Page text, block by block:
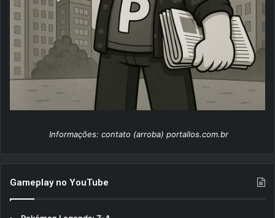
Informações: contato (arroba) portallos.com.br
Gameplay no YouTube